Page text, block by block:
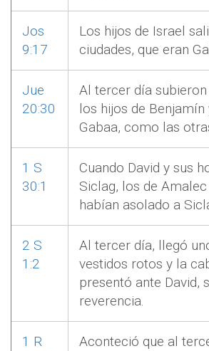
Jos
9:17
Los hijos de Israel
ciudades, que eran
Jue
20:30
Al tercer día
los hijos de
Gabaa, como las
1 S
30:1
Cuando David y sus
Siclag, los de
habían asolado a
2 S
1:2
Al tercer día, llegó
vestidos rotos y la
presentó ante David,
reverencia.
1 R
Aconteció que al